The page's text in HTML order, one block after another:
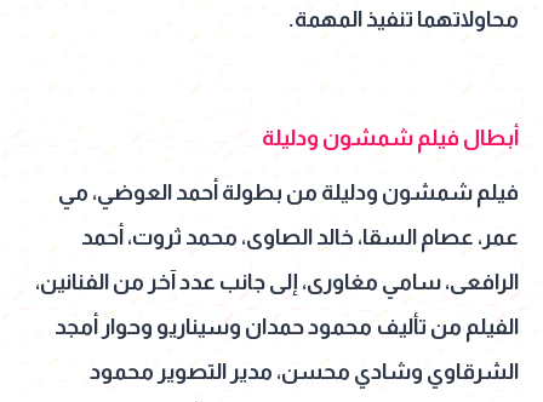
محاولاتهما تنفيذ المهمة.
‎فيلم شمشون ودليلة من بطولة أحمد العوضي، مي
عمر، عصام السقا، خالد الصاوى، محمد ثروت، أحمد
الرافعى، سامي مغاورى، إلى جانب عدد آخر من الفنانين،
الفيلم من تأليف محمود حمدان وسيناريو وحوار أمجد
الشرقاوي وشادي محسن، مدير التصوير محمود